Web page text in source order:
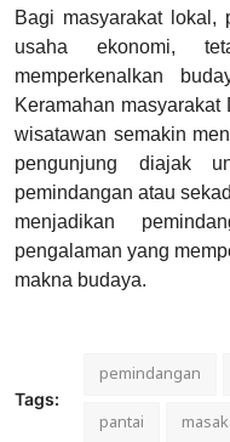
Bagi masyarakat lokal,
usaha ekonomi,
memperkenalkan
Keramahan
wisatawan semakin
pengunjung diajak
pemindangan atau
menjadikan
pengalaman yang
makna budaya.
Tags:
pemindangan
pantai